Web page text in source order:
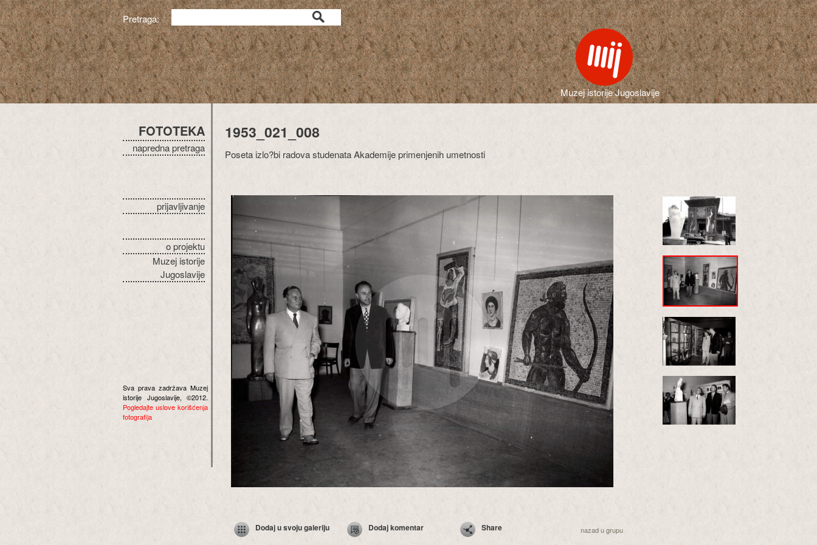
Pretraga:
Muzej istorije Jugoslavije
FOTOTEKA
napredna pretraga
prijavljivanje
o projektu
Muzej istorije
Jugoslavije
Sva prava zadržava Muzej
istorije Jugoslavije, ©2012.
Pogledajte uslove korišćenja
fotografija
1953_021_008
Poseta izlo?bi radova studenata Akademije primenjenih umetnosti
Dodaj u svoju galeriju Dodaj komentar Share nazad u grupu